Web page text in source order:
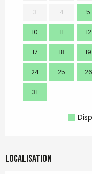
3 4 5
10 11 12
17 18 19
24 25 26
31
Localisation